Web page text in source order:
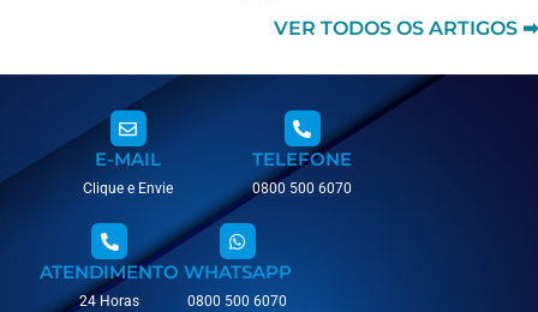
VER TODOS OS ARTIGOS ➡
E-MAIL
Clique e Envie
TELEFONE
0800 500 6070
ATENDIMENTO
24 Horas
WHATSAPP
0800 500 6070